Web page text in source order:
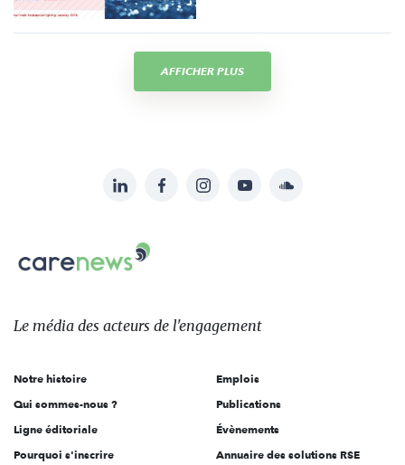
AFFICHER PLUS
sur:
LinkedInFacebookInstagramYouTubeSoundcloud
Carenews,
Le
des
l'engagement
Le média des acteurs de l'engagement
Notre histoire
Qui sommes-nous ?
Ligne éditoriale
Pourquoi s'inscrire
Emplois
Publications
Évènements
Annuaire des solutions RSE